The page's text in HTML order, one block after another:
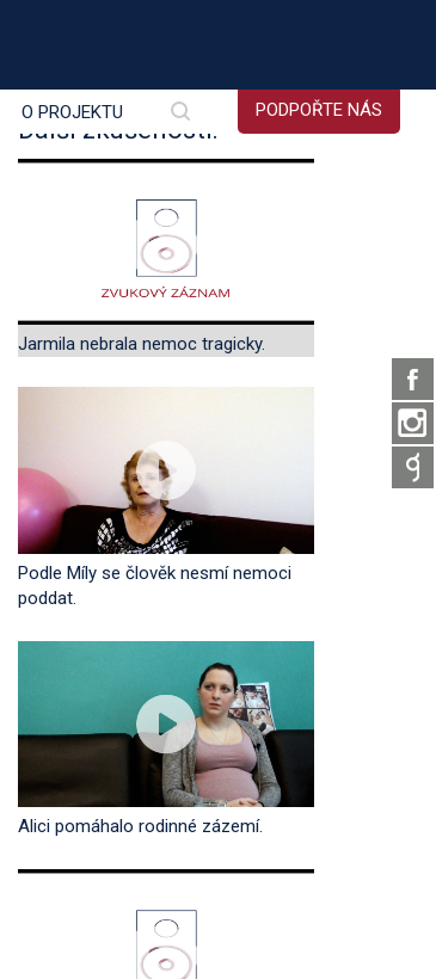
PODPOŘTE NÁS
O PROJEKTU
Další zkušenosti:
Jarmila nebrala nemoc tragicky.
Podle Míly se člověk nesmí nemoci
poddat.
Alici pomáhalo rodinné zázemí.